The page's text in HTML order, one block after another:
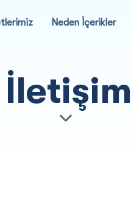
Neden İçerikler
İletişim